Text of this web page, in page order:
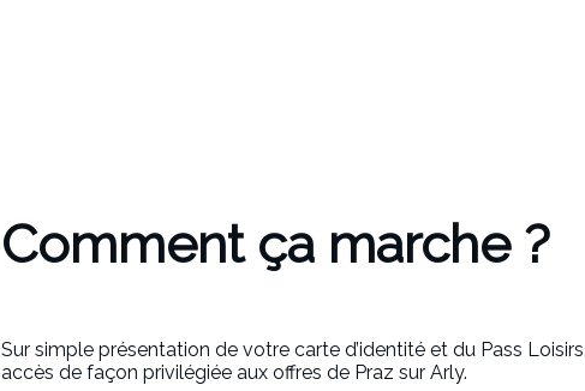
Comment ça marche ?
Sur simple présentation de votre carte d’identité et du Pass
accès de façon privilégiée aux offres de Praz sur Arly.